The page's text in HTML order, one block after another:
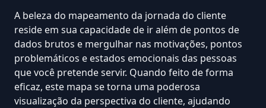
A beleza do mapeamento da jornada do cliente
reside em sua capacidade de ir além de pontos de
dados brutos e mergulhar nas motivações, pontos
problemáticos e estados emocionais das pessoas
que você pretende servir. Quando feito de forma
eficaz, este mapa se torna uma poderosa
visualização da perspectiva do cliente, ajudando